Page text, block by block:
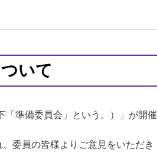
いて
準備委員会」という。）」が開催
委員の皆様よりご意見をいただき